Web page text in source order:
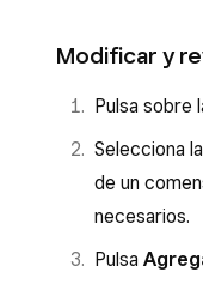
Modificar y
Pulsa sobre
Selecciona
de un
necesarios.
Pulsa